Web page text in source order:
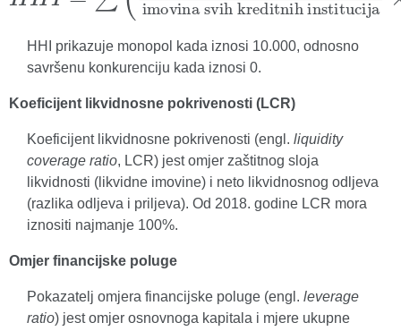
HHI prikazuje monopol kada iznosi 10.000, odnosno
savršenu konkurenciju kada iznosi 0.
Koeficijent likvidnosne pokrivenosti (LCR)
Koeficijent likvidnosne pokrivenosti (engl. liquidity
coverage ratio, LCR) jest omjer zaštitnog sloja
likvidnosti (likvidne imovine) i neto likvidnosnog odljeva
(razlika odljeva i priljeva). Od 2018. godine LCR mora
iznositi najmanje 100%.
Omjer financijske poluge
Pokazatelj omjera financijske poluge (engl. leverage
ratio) jest omjer osnovnoga kapitala i mjere ukupne